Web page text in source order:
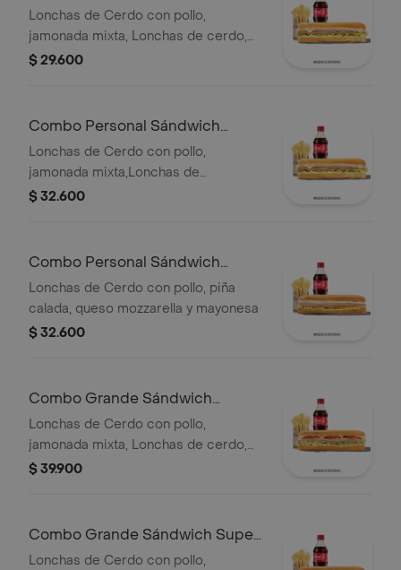
Especial
Lonchas de Cerdo con pollo,
jamonada mixta, Lonchas de cerdo,
cordero y res, queso mozzarella,
$ 29.600
Combo Personal Sándwich
Super Especial
Lonchas de Cerdo con pollo,
jamonada mixta,Lonchas de
cerdo,cordero y res,
Qbano
$ 32.600
Combo Personal Sándwich
Hawaiano
Lonchas de Cerdo con pollo, piña
calada, queso mozzarella y mayonesa
$ 32.600
Combo Grande Sándwich
Especial
Lonchas de Cerdo con pollo,
jamonada mixta, Lonchas de cerdo,
cordero y res, queso mozzarella,
$ 39.900
Combo Grande Sándwich Super
Especial
Lonchas de Cerdo con pollo,